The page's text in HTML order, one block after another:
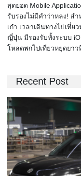
Search
for:
สุดยอด Mobile
รับรองไม่มีคำว่าหลง! ส
เก๋า เวลาเดินทางไปเที่ย
ญี่ปุ่น มีรองรับทั้งระบบ
โหลดพกไปเที่ยวหยุดยา
Recent Post